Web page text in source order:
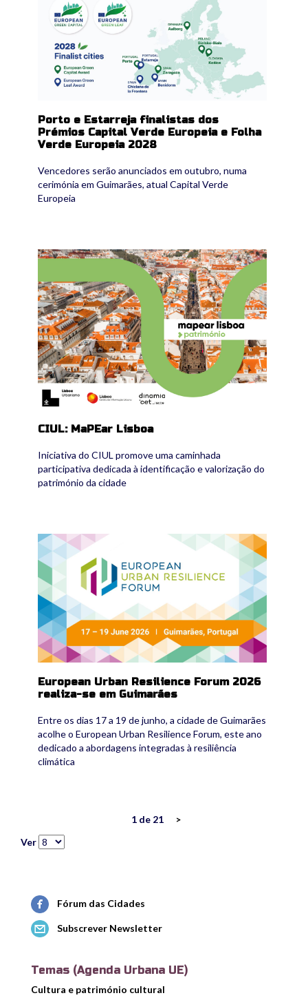
Porto e Estarreja finalistas dos
Prémios Capital Verde Europeia e Folha
Verde Europeia 2028
Vencedores serão anunciados em outubro, numa
cerimónia em Guimarães, atual Capital Verde
Europeia
mapear_lisboa_patrimonio_.jpg
CIUL: MaPEar Lisboa
Iniciativa do CIUL promove uma caminhada
participativa dedicada à identificação e valorização do
património da cidade
euresfo_2026.png
European Urban Resilience Forum 2026
realiza-se em Guimarães
Entre os dias 17 a 19 de junho, a cidade de Guimarães
acolhe o European Urban Resilience Forum, este ano
dedicado a abordagens integradas à resiliência
climática
1 de 21
>
Ver
Fórum das Cidades
Subscrever Newsletter
Temas (Agenda Urbana UE)
Cultura e património cultural